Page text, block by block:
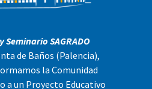
Seminario SAGRADO
de Baños (Palencia),
la Comunidad
a un Proyecto Educativo